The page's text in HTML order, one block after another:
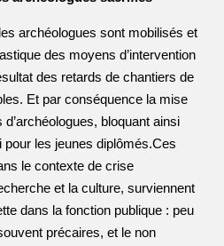
archéologues sont mobilisés et
des moyens d’intervention
des retards de chantiers de
Et par conséquence la mise
bloquant ainsi
pour les jeunes diplômés.Ces
le contexte de crise
et la culture, surviennent
dans la fonction publique : peu
précaires, et le non